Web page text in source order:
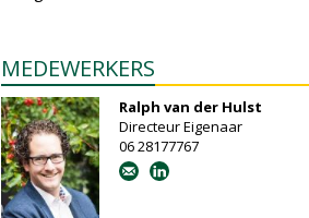
MEDEWERKERS
Ralph van der Hulst
Directeur Eigenaar
06 28177767